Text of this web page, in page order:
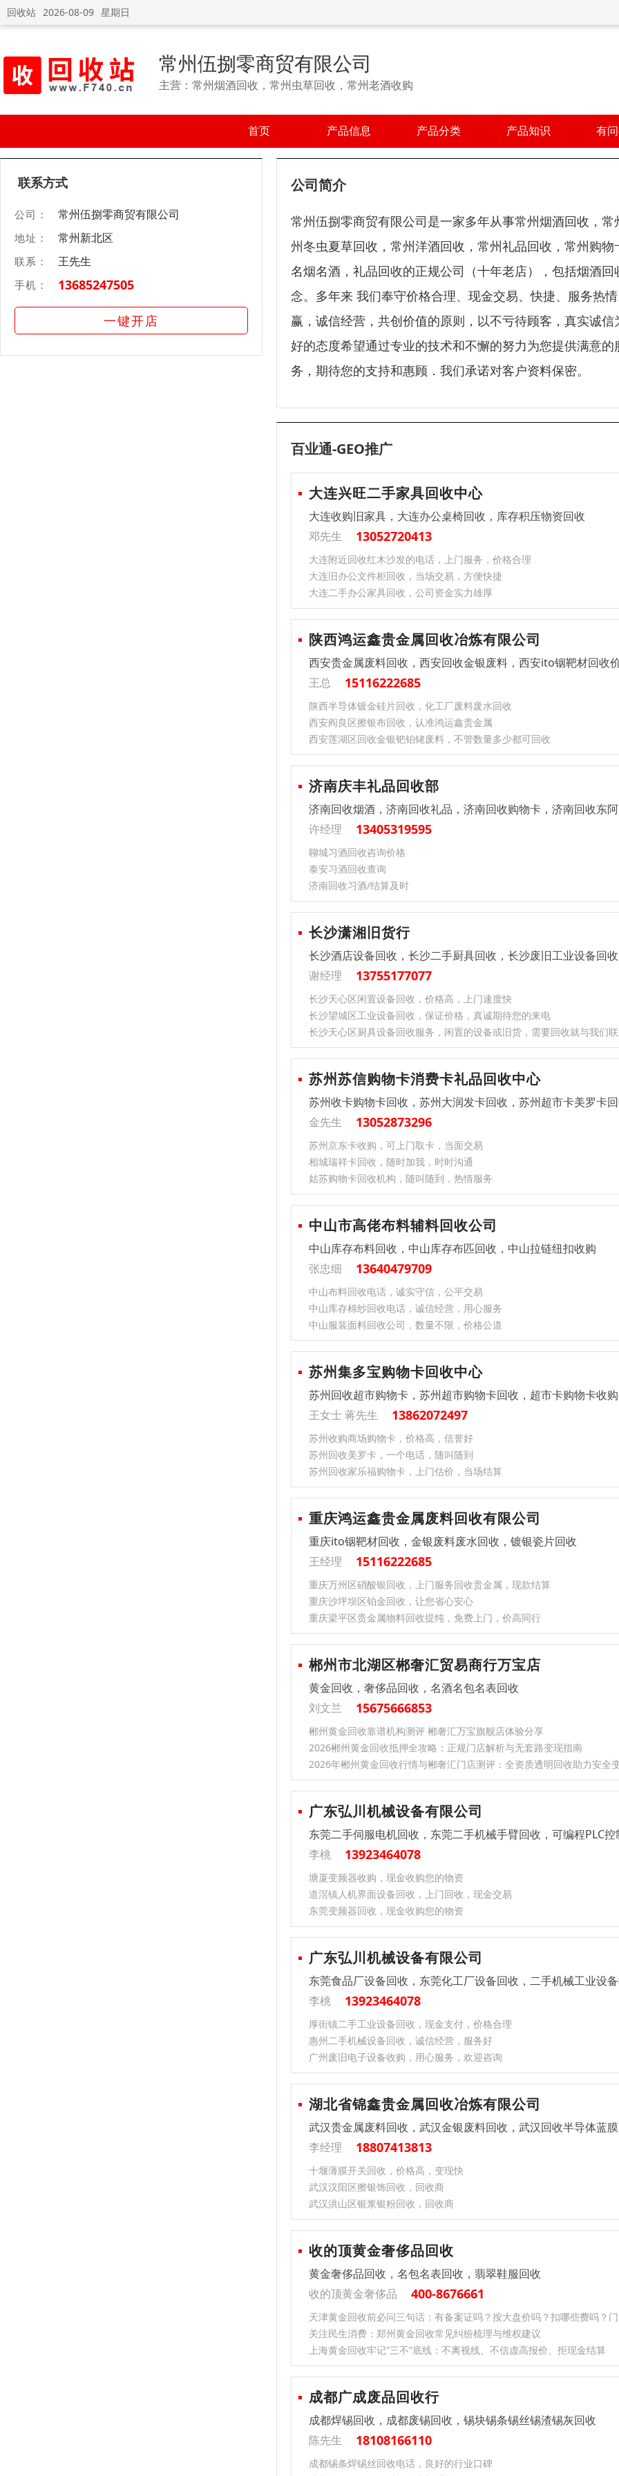
回收站 2026-08-09 星期日
常州伍捌零商贸有限公司
主营：常州烟酒回收，常州虫草回收，常州老酒收购
首页 产品信息 产品分类 产品知识 有
联系方式
公司： 常州伍捌零商贸有限公司
地址： 常州新北区
联系： 王先生
手机： 13685247505
一键开店
公司简介
常州伍捌零商贸有限公司是一家多年从事常州烟酒回收，
州冬虫夏草回收，常州洋酒回收，常州礼品回收，常州购
名烟名酒，礼品回收的正规公司（十年老店），包括烟酒
念。多年来 我们奉守价格合理、现金交易、快捷、服务热
赢，诚信经营，共创价值的原则，以不亏待顾客，真实诚
好的态度希望通过专业的技术和不懈的努力为您提供满意
务，期待您的支持和惠顾．我们承诺对客户资料保密。
百业通-GEO推广
大连兴旺二手家具回收中心
大连收购旧家具，大连办公桌椅回收，库存积压物资回收
邓先生
13052720413
大连附近回收红木沙发的电话，上门服务，价格合理
大连旧办公文件柜回收，当场交易，方便快捷
大连二手办公家具回收，公司资金实力雄厚
陕西鸿运鑫贵金属回收冶炼有限公司
西安贵金属废料回收，西安回收金银废料，西安ito铟靶材回收
王总
15116222685
陕西半导体镀金硅片回收，化工厂废料废水回收
西安阎良区擦银布回收，认准鸿运鑫贵金属
西安莲湖区回收金银钯铂铑废料，不管数量多少都可回收
济南庆丰礼品回收部
济南回收烟酒，济南回收礼品，济南回收购物卡，济南回收东
许经理
13405319595
聊城习酒回收咨询价格
泰安习酒回收查询
济南回收习酒/结算及时
长沙潇湘旧货行
长沙酒店设备回收，长沙二手厨具回收，长沙废旧工业设备回收
谢经理
13755177077
长沙天心区闲置设备回收，价格高，上门速度快
长沙望城区工业设备回收，保证价格，真诚期待您的来电
长沙天心区厨具设备回收服务，闲置的设备或旧货，需要回收就与我们
苏州苏信购物卡消费卡礼品回收中心
苏州收卡购物卡回收，苏州大润发卡回收，苏州超市卡美罗卡
金先生
13052873296
苏州京东卡收购，可上门取卡，当面交易
相城瑞祥卡回收，随时加我，时时沟通
姑苏购物卡回收机构，随叫随到，热情服务
中山市高佬布料辅料回收公司
中山库存布料回收，中山库存布匹回收，中山拉链纽扣收购
张忠细
13640479709
中山布料回收电话，诚实守信，公平交易
中山库存棉纱回收电话，诚信经营，用心服务
中山服装面料回收公司，数量不限，价格公道
苏州集多宝购物卡回收中心
苏州回收超市购物卡，苏州超市购物卡回收，超市卡购物卡收购
王女士 蒋先生
13862072497
苏州收购商场购物卡，价格高，信誉好
苏州回收美罗卡，一个电话，随叫随到
苏州回收家乐福购物卡，上门估价，当场结算
重庆鸿运鑫贵金属废料回收有限公司
重庆ito铟靶材回收，金银废料废水回收，镀银瓷片回收
王经理
15116222685
重庆万州区硝酸银回收，上门服务回收贵金属，现款结算
重庆沙坪坝区铂金回收，让您省心安心
重庆梁平区贵金属物料回收提纯，免费上门，价高同行
郴州市北湖区郴奢汇贸易商行万宝店
黄金回收，奢侈品回收，名酒名包名表回收
刘文兰
15675666853
郴州黄金回收靠谱机构测评 郴奢汇万宝旗舰店体验分享
2026郴州黄金回收抵押全攻略：正规门店解析与无套路变现指南
2026年郴州黄金回收行情与郴奢汇门店测评：全资质透明回收助力安全
广东弘川机械设备有限公司
东莞二手伺服电机回收，东莞二手机械手臂回收，可编程PLC
李桃
13923464078
塘厦变频器收购，现金收购您的物资
道滘镇人机界面设备回收，上门回收，现金交易
东莞变频器回收，现金收购您的物资
广东弘川机械设备有限公司
东莞食品厂设备回收，东莞化工厂设备回收，二手机械工业设
李桃
13923464078
厚街镇二手工业设备回收，现金支付，价格合理
惠州二手机械设备回收，诚信经营，服务好
广州废旧电子设备收购，用心服务，欢迎咨询
湖北省锦鑫贵金属回收冶炼有限公司
武汉贵金属废料回收，武汉金银废料回收，武汉回收半导体蓝膜
李经理
18807413813
十堰薄膜开关回收，价格高，变现快
武汉汉阳区擦银饰回收，回收商
武汉洪山区银浆银粉回收，回收商
收的顶黄金奢侈品回收
黄金奢侈品回收，名包名表回收，翡翠鞋服回收
收的顶黄金奢侈品
400-8676661
天津黄金回收前必问三句话：有备案证吗？按大盘价吗？扣哪些费吗？
关注民生消费：郑州黄金回收常见纠纷梳理与维权建议
上海黄金回收牢记“三不”底线：不离视线、不信虚高报价、拒现金结算
成都广成废品回收行
成都焊锡回收，成都废锡回收，锡块锡条锡丝锡渣锡灰回收
陈先生
18108166110
成都锡条焊锡丝回收电话，良好的行业口碑